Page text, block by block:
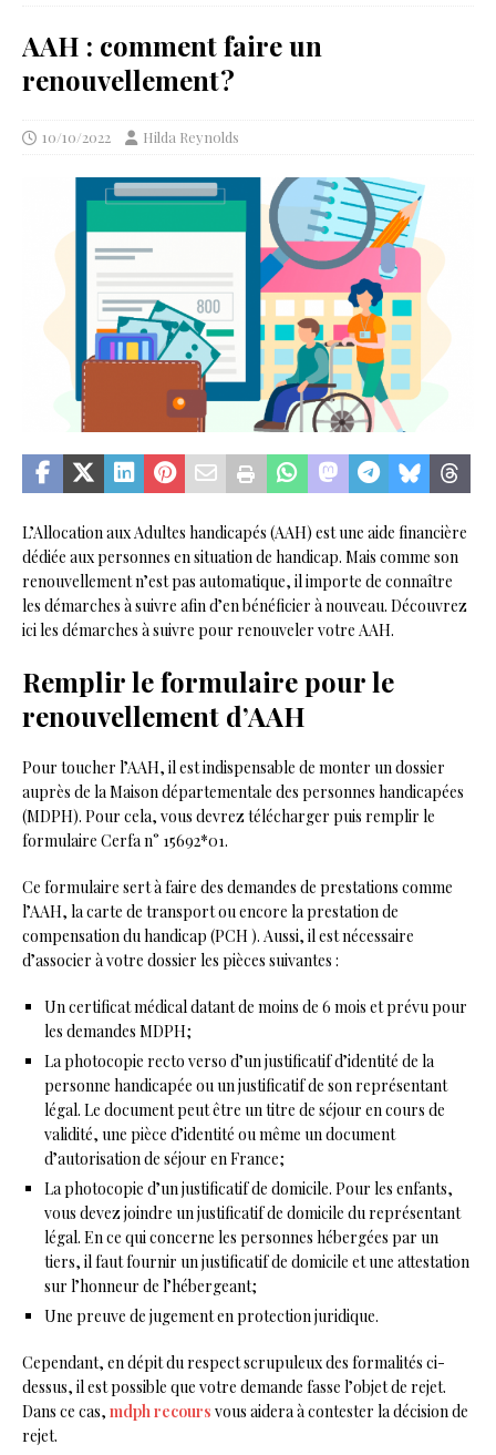
AAH : comment faire un
renouvellement ?
10/10/2022 Hilda Reynolds
L’Allocation aux Adultes handicapés (AAH) est une aide financière
dédiée aux personnes en situation de handicap. Mais comme son
renouvellement n’est pas automatique, il importe de connaître
les démarches à suivre afin d’en bénéficier à nouveau. Découvrez
ici les démarches à suivre pour renouveler votre AAH.
Remplir le formulaire pour le
renouvellement d’AAH
Pour toucher l’AAH, il est indispensable de monter un dossier
auprès de la Maison départementale des personnes handicapées
(MDPH). Pour cela, vous devrez télécharger puis remplir le
formulaire Cerfa n° 15692*01.
Ce formulaire sert à faire des demandes de prestations comme
l’AAH, la carte de transport ou encore la prestation de
compensation du handicap (PCH ). Aussi, il est nécessaire
d’associer à votre dossier les pièces suivantes :
Un certificat médical datant de moins de 6 mois et prévu pour
les demandes MDPH ;
La photocopie recto verso d’un justificatif d’identité de la
personne handicapée ou un justificatif de son représentant
légal. Le document peut être un titre de séjour en cours de
validité, une pièce d’identité ou même un document
d’autorisation de séjour en France ;
La photocopie d’un justificatif de domicile. Pour les enfants,
vous devez joindre un justificatif de domicile du représentant
légal. En ce qui concerne les personnes hébergées par un
tiers, il faut fournir un justificatif de domicile et une attestation
sur l’honneur de l’hébergeant ;
Une preuve de jugement en protection juridique.
Cependant, en dépit du respect scrupuleux des formalités ci-
dessus, il est possible que votre demande fasse l’objet de rejet.
Dans ce cas, mdph recours vous aidera à contester la décision de
rejet.